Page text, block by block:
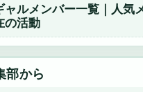
ャルメンバー一覧｜人気
の活動
部から